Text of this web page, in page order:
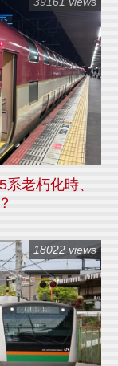
老朽化時、
18022 views